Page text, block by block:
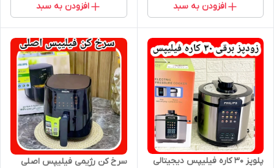
افزودن به سبد افزودن به سبد
پلوپز ۳۰ کاره فیلیپس دیجیتالی
سرخ کن رژیمی فیلیپس اصلی